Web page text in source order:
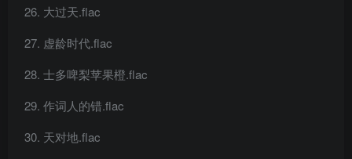
大过天.flac
虚龄时代.flac
士多啤梨苹果橙.flac
作词人的错.flac
天对地.flac